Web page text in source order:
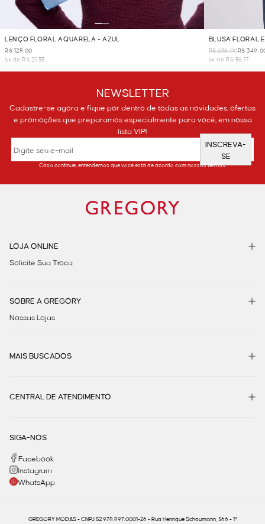
LENÇO FLORAL AQUARELA - AZUL
R$ 128,00
6x de R$ 21,33
BLUSA FLORAL
R$ 698,00R$
6x de R$ 58,17
NEWSLETTER
Cadastre-se agora e fique por dentro de todas as novidades, ofertas
e promoções que preparamos especialmente para você, em nossa
lista VIP!
INSCREVA-
SE
Caso continue, entendemos que você está de acordo com nossos termos.
LOJA ONLINE
Solicite Sua Troca
SOBRE A GREGORY
Nossas Lojas
MAIS BUSCADOS
CENTRAL DE ATENDIMENTO
SIGA-NOS
Facebook
Instagram
WhatsApp
GREGORY MODAS - CNPJ 52.978.897.0001-26 - Rua Henrique Schaumann, 566 - 1º